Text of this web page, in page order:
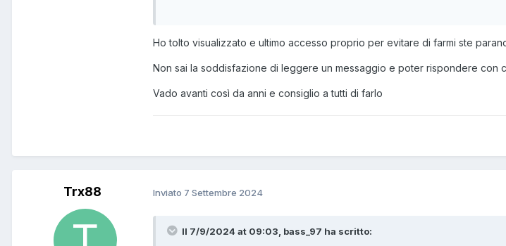
Ho tolto visualizzato e ultimo accesso proprio per evitare di farmi ste
Non sai la soddisfazione di leggere un messaggio e poter rispondere
Vado avanti così da anni e consiglio a tutti di farlo
Trx88 Inviato 7 Settembre 2024
Il 7/9/2024 at 09:03, bass_97 ha scritto: